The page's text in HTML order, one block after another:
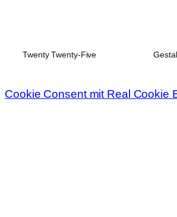
Twenty Twenty-Five
Cookie Consent mit Real Cookie